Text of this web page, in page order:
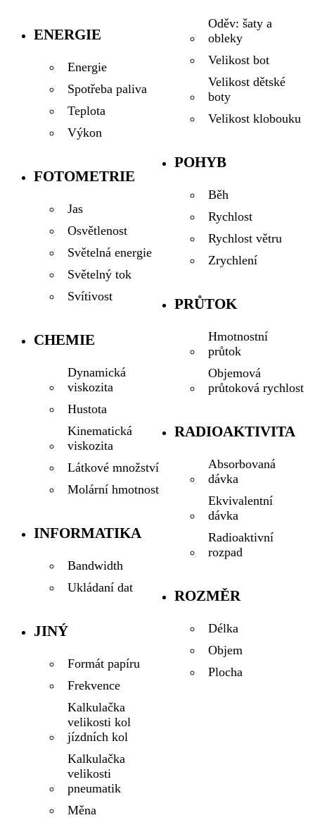
ENERGIE
Energie
Spotřeba paliva
Teplota
Výkon
FOTOMETRIE
Jas
Osvětlenost
Světelná energie
Světelný tok
Svítivost
CHEMIE
Dynamická
viskozita
Hustota
Kinematická
viskozita
Látkové množství
Molární hmotnost
INFORMATIKA
Bandwidth
Ukládaní dat
JINÝ
Formát papíru
Frekvence
Kalkulačka
velikosti kol
jízdních kol
Kalkulačka
velikosti
pneumatik
Měna
Oděv: šaty a
obleky
Velikost bot
Velikost dětské
boty
Velikost klobouku
POHYB
Běh
Rychlost
Rychlost větru
Zrychlení
PRŮTOK
Hmotnostní
průtok
Objemová
průtoková rychlost
RADIOAKTIVITA
Absorbovaná
dávka
Ekvivalentní
dávka
Radioaktivní
rozpad
ROZMĚR
Délka
Objem
Plocha